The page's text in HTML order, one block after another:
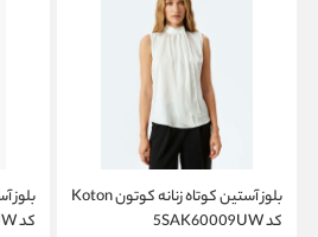
بلوز آستین کوتاه زنانه کوتون Koton
کد 5SAK60009UW
کد 5SAK60006UW